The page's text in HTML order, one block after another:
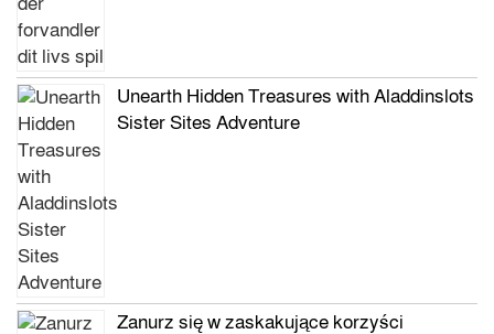
Unearth Hidden Treasures with Aladdinslots
Sister Sites Adventure
Zanurz się w zaskakujące korzyści